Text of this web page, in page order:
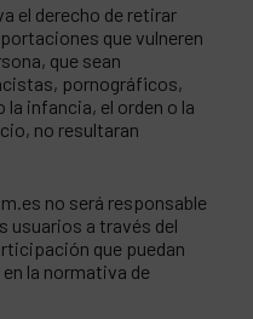
el derecho de retirar
que vulneren
que sean
pornográficos,
infancia, el orden o la
no resultaran
no será responsable
usuarios a través del
que puedan
la normativa de